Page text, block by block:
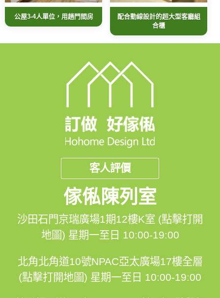
公屋3-4人單位，用趟門間房
配合動線設計的超大型客廳組
合櫃
客人評價
傢俬陳列室
沙田石門京瑞廣場1期12樓K室 (點擊打開
地圖) 星期一至日 10:00-19:00
北角北角道10號NPAC亞太廣場17樓全層
(點擊打開地圖) 星期一至日 10:00-19:00